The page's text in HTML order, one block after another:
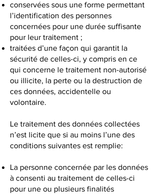
conservées sous une forme permettant
l’identification des personnes
concernées pour une durée suffisante
pour leur traitement ;
traitées d’une façon qui garantit la
sécurité de celles-ci, y compris en ce
qui concerne le traitement non-autorisé
ou illicite, la perte ou la destruction de
ces données, accidentelle ou
volontaire.
Le traitement des données collectées
n’est licite que si au moins l’une des
conditions suivantes est remplie:
La personne concernée par les données
à consenti au traitement de celles-ci
pour une ou plusieurs finalités